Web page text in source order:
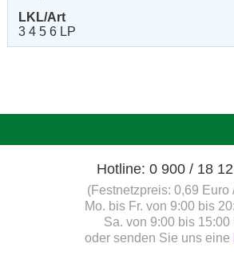
LKL/Art
3 4 5 6 LP
Hotline: 0 900 / 18
(Festnetzpreis: 0,69 Euro
Mo. bis Fr. von 9:00 bis
Sa. von 9:00 bis 15:00
oder senden Sie uns eine